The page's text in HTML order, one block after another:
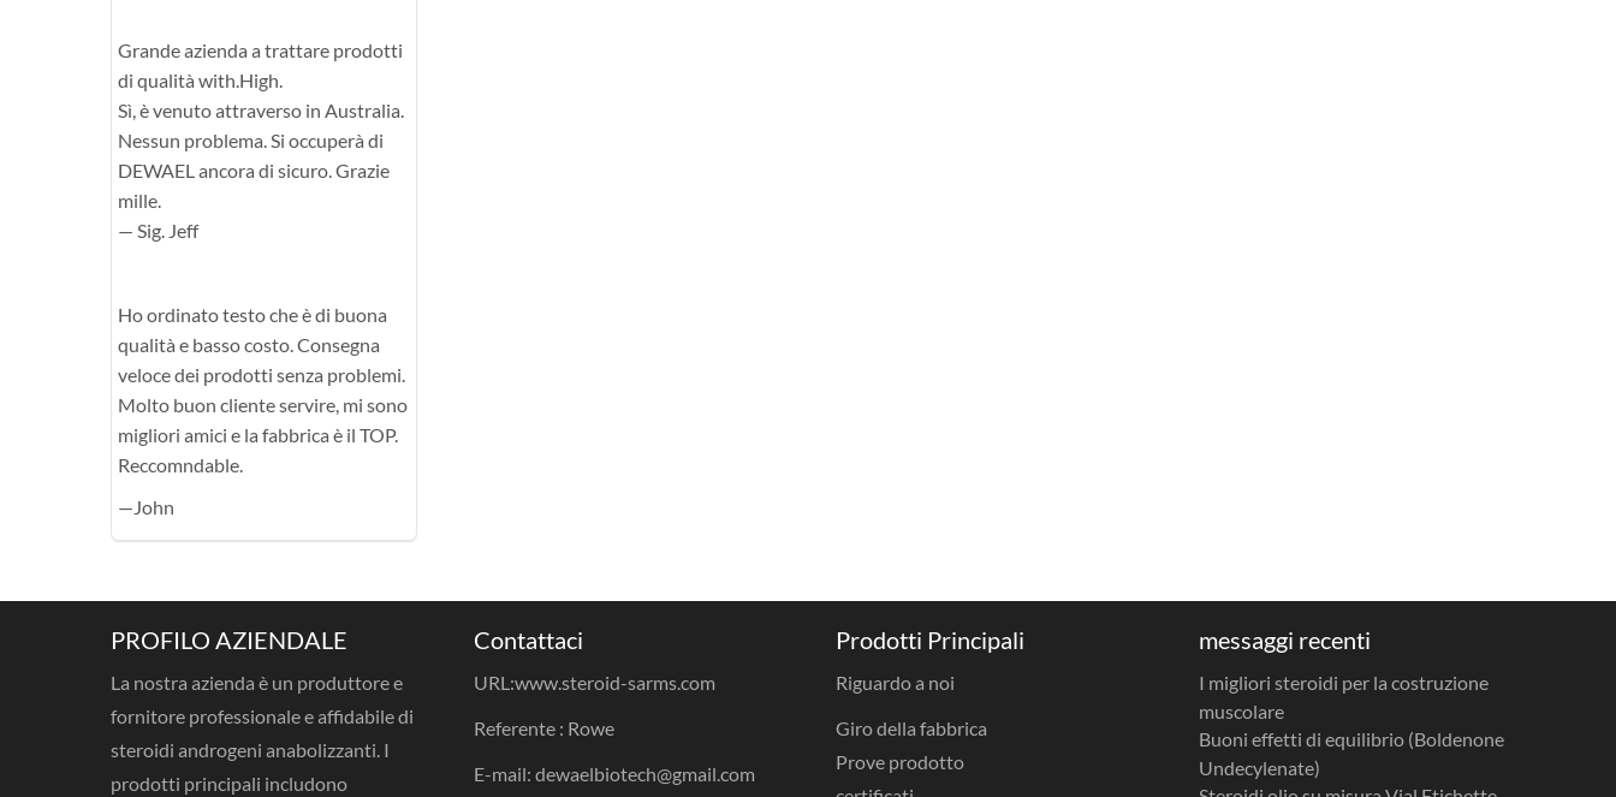
Grande azienda a trattare prodotti
di qualità with.High.
Sì, è venuto attraverso in Australia.
Nessun problema. Si occuperà di
DEWAEL ancora di sicuro. Grazie
mille.
— Sig. Jeff
Ho ordinato testo che è di buona
qualità e basso costo. Consegna
veloce dei prodotti senza problemi.
Molto buon cliente servire, mi sono
migliori amici e la fabbrica è il TOP.
Reccomndable.
—John
PROFILO AZIENDALE
La nostra azienda è un produttore e
fornitore professionale e affidabile di
steroidi androgeni anabolizzanti. I
prodotti principali includono
Contattaci
URL:www.steroid-sarms.com
Referente : Rowe
E-mail: dewaelbiotech@gmail.com
Prodotti Principali
Riguardo a noi
Giro della fabbrica
Prove prodotto
messaggi recenti
I migliori steroidi per la costruzione
muscolare
Buoni effetti di equilibrio (Boldenone
Undecylenate)